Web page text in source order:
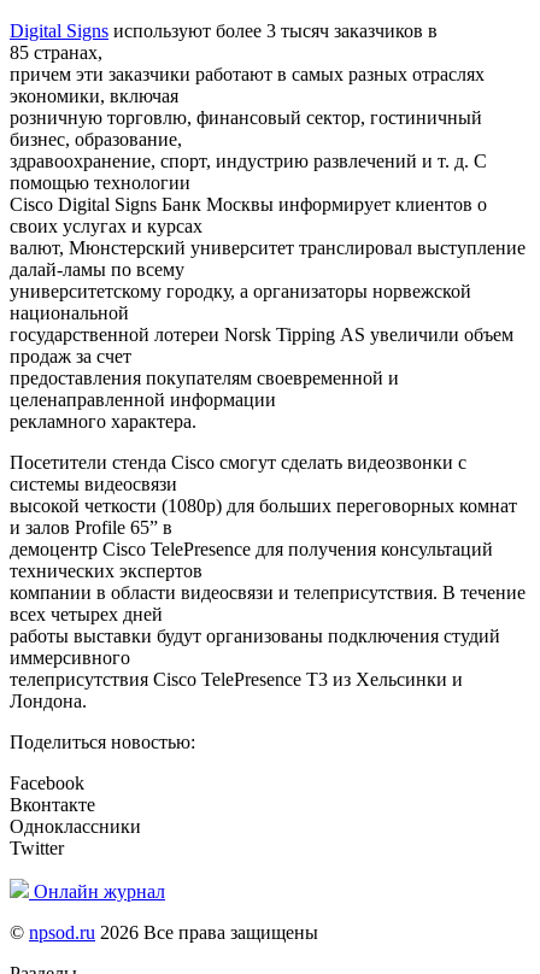
Digital Signs используют более 3 тысяч заказчиков в
85 странах,
причем эти заказчики работают в самых разных отраслях
экономики, включая
розничную торговлю, финансовый сектор, гостиничный
бизнес, образование,
здравоохранение, спорт, индустрию развлечений и т. д. С
помощью технологии
Cisco Digital Signs Банк Москвы информирует клиентов о
своих услугах и курсах
валют, Мюнстерский университет транслировал выступление
далай-ламы по всему
университетскому городку, а организаторы норвежской
национальной
государственной лотереи Norsk Tipping AS увеличили объем
продаж за счет
предоставления покупателям своевременной и
целенаправленной информации
рекламного характера.
Посетители стенда Cisco смогут сделать видеозвонки с
системы видеосвязи
высокой четкости (1080р) для больших переговорных комнат
и залов Profile 65” в
демоцентр Cisco TelePresence для получения консультаций
технических экспертов
компании в области видеосвязи и телеприсутствия. В течение
всех четырех дней
работы выставки будут организованы подключения студий
иммерсивного
телеприсутствия Cisco TelePresence Т3 из Хельсинки и
Лондона.
Поделиться новостью:
Facebook
Вконтакте
Одноклассники
Twitter
Онлайн журнал
© npsod.ru 2026 Все права защищены